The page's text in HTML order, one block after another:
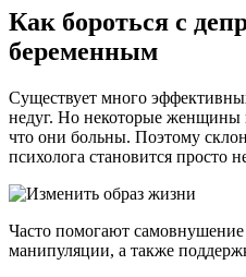
Как бороться с
беременным
Существует много
недуг. Но некоторые женщины
что они больны. Поэтому
психолога становится просто
Часто помогают
манипуляции, а также